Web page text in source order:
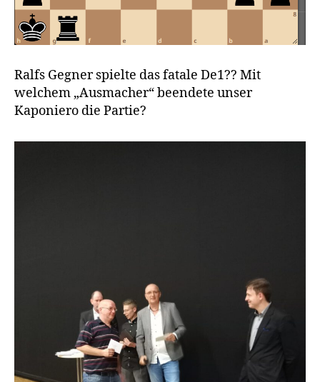
Ralfs Gegner spielte das fatale De1?? Mit
welchem „Ausmacher“ beendete unser
Kaponiero die Partie?